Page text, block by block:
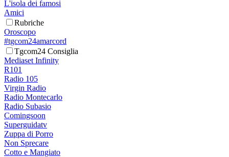
L'isola dei famosi
Amici
Rubriche
Oroscopo
#tgcom24amarcord
Tgcom24 Consiglia
Mediaset Infinity
R101
Radio 105
Virgin Radio
Radio Montecarlo
Radio Subasio
Comingsoon
Superguidatv
Zuppa di Porro
Non Sprecare
Cotto e Mangiato